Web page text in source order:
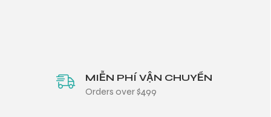
MIỄN PHÍ VẬN CHUYỂN
Orders over $499